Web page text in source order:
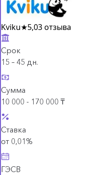
Kviku★5,03 отзыва
Срок
15 – 45 дн.
Сумма
10 000 - 170 000 ₸
Ставка
от 0,01%
ГЭСВ